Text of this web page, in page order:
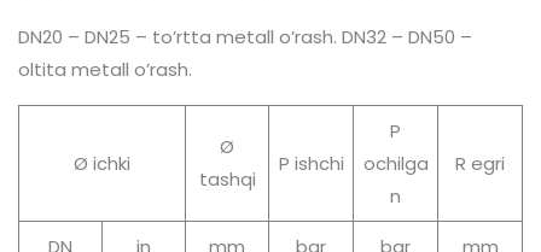
DN20 – DN25 – to’rtta metall o’rash. DN32 – DN50 –
oltita metall o’rash.
Ø ichki
Ø
tashqi
P ishchi
P
ochilga
n
R egri
DN in mm bar bar
mm